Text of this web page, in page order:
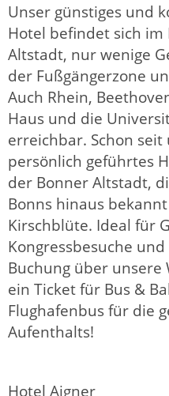
Hotel Aigner
Unser günstiges und
Hotel befindet sich
Altstadt, nur wenige
der Fußgängerzone
Auch Rhein,
Haus und die
erreichbar. Schon
persönlich geführtes
der Bonner Altstadt,
Bonns hinaus
Kirschblüte. Ideal für
Kongressbesuche
Buchung über unsere
ein Ticket für Bus &
Flughafenbus für die
Aufenthalts!